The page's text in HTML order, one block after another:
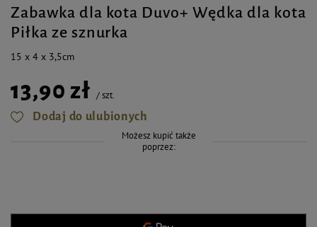
Zabawka dla kota Duvo+ Wędka dla kota
Piłka ze sznurka
15 x 4 x 3,5cm
13,90 zł /szt.
Dodaj do ulubionych
Możesz kupić także
poprzez: